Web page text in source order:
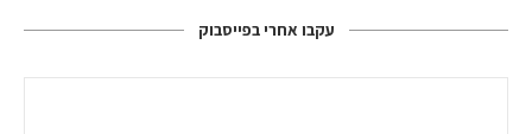
עקבו אחרי בפייסבוק